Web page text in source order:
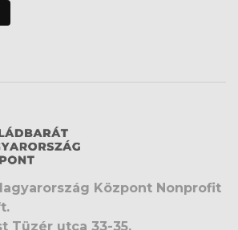
Központ Nonprofit
Tüzér utca 33-35.